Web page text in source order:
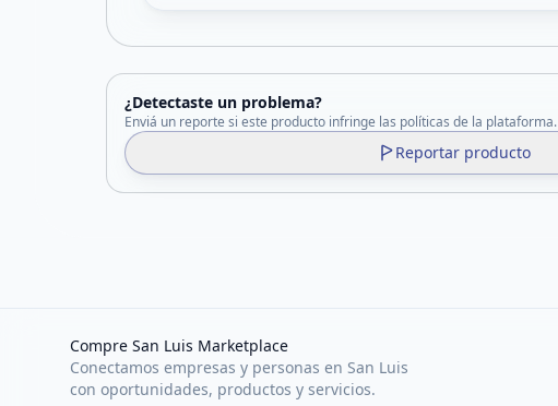
¿Detectaste un problema?
Enviá un reporte si este producto infringe las políticas de la plataforma.
Reportar producto
Compre San Luis Marketplace
Conectamos empresas y personas en San Luis
con oportunidades, productos y servicios.